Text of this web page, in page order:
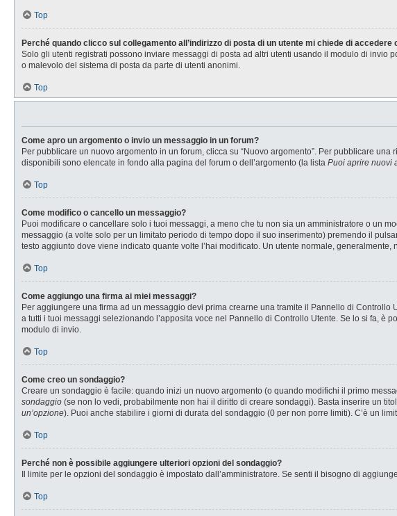
Top
Perché quando clicco sul collegamento all’indirizzo di posta di un utente mi chiede di
Solo gli utenti registrati possono inviare messaggi di posta ad altri utenti usando il modulo di invio
o malevolo del sistema di posta da parte di utenti anonimi.
Top
Come apro un argomento o invio un messaggio in un forum?
Per pubblicare un nuovo argomento in un forum, clicca su “Nuovo argomento”. Per pubblicare
disponibili sono elencate in fondo alla pagina del forum o dell’argomento (la lista Puoi aprire nuovi
Top
Come modifico o cancello un messaggio?
Puoi modificare o cancellare solo i tuoi messaggi, a meno che tu non sia un amministratore o un
messaggio (a volte solo per un limitato periodo di tempo dopo il suo inserimento) premendo il
testo aggiunto dove viene indicato quante volte l’hai modificato. Un utente normale,
Top
Come aggiungo una firma ai miei messaggi?
Per aggiungere una firma ad un messaggio devi prima crearne una tramite il Pannello di
a tutti i tuoi messaggi selezionando l’apposita voce nel Pannello di Controllo Utente. Se lo si fa,
modulo di invio.
Top
Come creo un sondaggio?
Creare un sondaggio è facile: quando inizi un nuovo argomento (o quando modifichi il primo
sondaggio (se non lo vedi, probabilmente non hai il diritto di creare sondaggi). Basta inserire un
un’opzione). Puoi anche stabilire i giorni di durata del sondaggio (0 per non porre limiti). C’è un
Top
Perché non è possibile aggiungere ulteriori opzioni del sondaggio?
Il limite per le opzioni del sondaggio è impostato dall’amministratore. Se senti il bisogno di
Top